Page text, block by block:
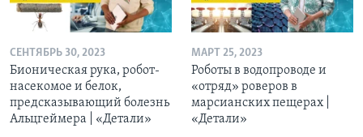
СЕНТЯБРЬ 30, 2023
Бионическая рука, робот-
насекомое и белок,
предсказывающий болезнь
Альцгеймера | «Детали»
МАРТ 25, 2023
Роботы в водопроводе и
«отряд» роверов в
марсианских пещерах |
«Детали»